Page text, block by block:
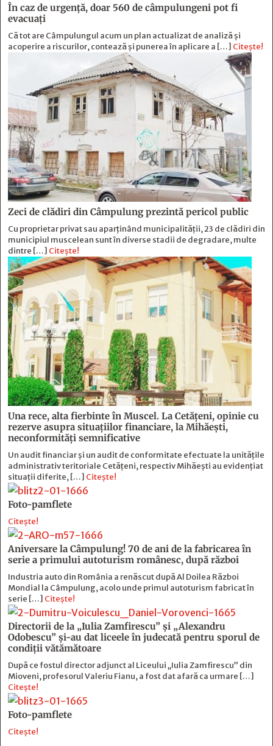
În caz de urgență, doar 560 de câmpulungeni pot fi
evacuați
Că tot are Câmpulungul acum un plan actualizat de analiză și
acoperire a riscurilor, contează și punerea în aplicare a […] Citește!
Zeci de clădiri din Câmpulung prezintă pericol public
Cu proprietar privat sau aparținând municipalității, 23 de clădiri din
municipiul muscelean sunt în diverse stadii de degradare, multe
dintre […] Citește!
Una rece, alta fierbinte în Muscel. La Cetăţeni, opinie cu
rezerve asupra situaţiilor financiare, la Mihăeşti,
neconformităţi semnificative
Un audit financiar și un audit de conformitate efectuate la unitățile
administrativ teritoriale Cetățeni, respectiv Mihăești au evidențiat
situații diferite, […] Citește!
Foto-pamflete
Citește!
Aniversare la Câmpulung! 70 de ani de la fabricarea în
serie a primului autoturism românesc, după război
Industria auto din România a renăscut după Al Doilea Război
Mondial la Câmpulung, acolo unde primul autoturism fabricat în
serie […] Citește!
Directorii de la „Iulia Zamfirescu” și „Alexandru
Odobescu” și-au dat liceele în judecată pentru sporul de
condiții vătămătoare
După ce fostul director adjunct al Liceului „Iulia Zamfirescu” din
Mioveni, profesorul Valeriu Fianu, a fost dat afară ca urmare […]
Citește!
Foto-pamflete
Citește!